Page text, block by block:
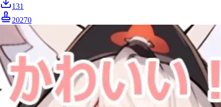
131
20270